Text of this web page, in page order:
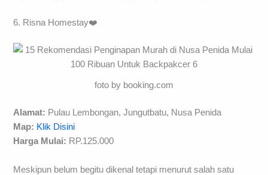
6. Risna Homestay❤️
foto by booking.com
Alamat: Pulau Lembongan, Jungutbatu, Nusa Penida
Map: Klik Disini
Harga Mulai: RP.125.000
Meskipun belum begitu dikenal tetapi menurut salah satu